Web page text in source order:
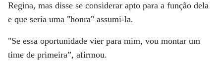
Regina, mas disse se considerar apto para a função dela
e que seria uma "honra" assumi-la.
"Se essa oportunidade vier para mim, vou montar um
time de primeira”, afirmou.